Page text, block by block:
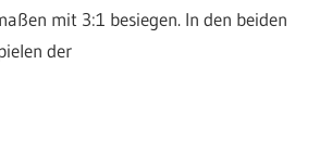
mit 3:1 besiegen. In den beiden
der